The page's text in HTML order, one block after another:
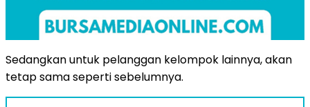
Sedangkan untuk pelanggan kelompok lainnya, akan
tetap sama seperti sebelumnya.